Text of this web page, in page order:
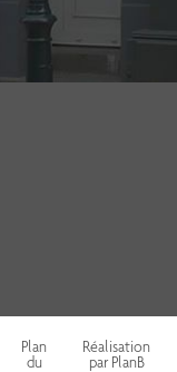
Plan
du
Réalisation
par PlanB